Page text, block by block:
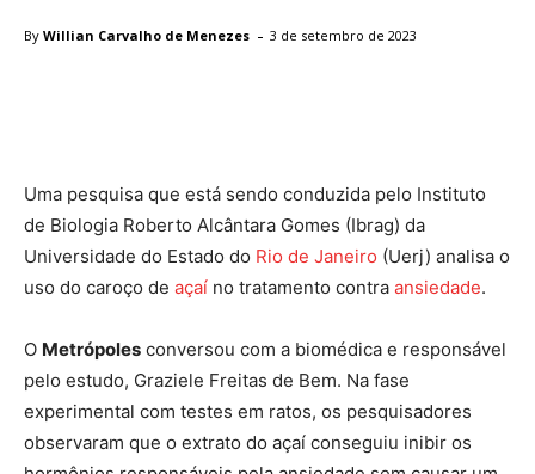
By Willian Carvalho de Menezes - 3 de setembro de 2023
Uma pesquisa que está sendo conduzida pelo Instituto
de Biologia Roberto Alcântara Gomes (Ibrag) da
Universidade do Estado do Rio de Janeiro (Uerj) analisa o
uso do caroço de açaí no tratamento contra ansiedade.
O Metrópoles conversou com a biomédica e responsável
pelo estudo, Graziele Freitas de Bem. Na fase
experimental com testes em ratos, os pesquisadores
observaram que o extrato do açaí conseguiu inibir os